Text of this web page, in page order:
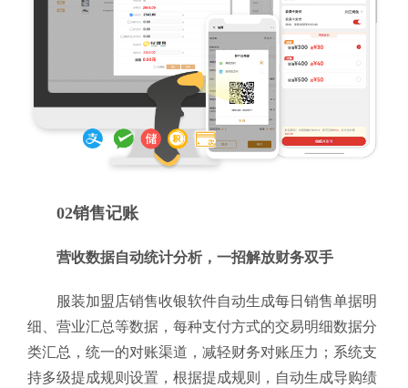
02销售记账
营收数据自动统计分析，一招解放财务双手
服装加盟店销售收银软件自动生成每日销售单据明
细、营业汇总等数据，每种支付方式的交易明细数据分
类汇总，统一的对账渠道，减轻财务对账压力；系统支
持多级提成规则设置，根据提成规则，自动生成导购绩